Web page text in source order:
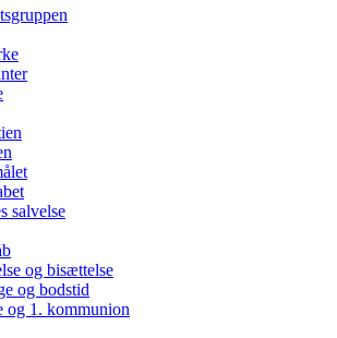
salvelse
og bisættelse
og bodstid
og 1. kommunion